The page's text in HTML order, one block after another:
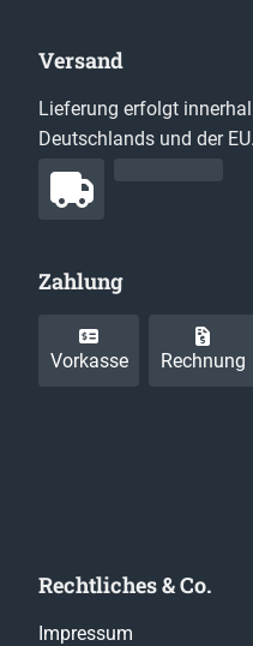
Versand
Lieferung erfolgt
Deutschlands und der EU.
Zahlung
Vorkasse Rechnung
Rechtliches & Co.
Impressum